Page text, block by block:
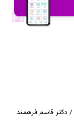
/ دکتر قاسم فرهمند